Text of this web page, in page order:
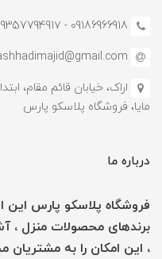
09186966918 - 0935779491۷
اراک، خیابان قائم مقام،
مایا، فروشگاه پلاسکو پارس
درباره ما
فروشگاه پلاسکو پارس این
برندهای محصولات منزل ،
، این امکان را به مشتریان